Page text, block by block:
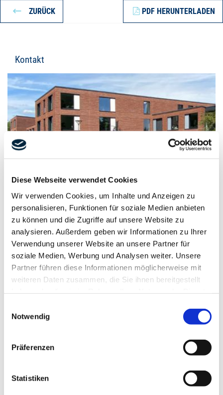
Diese Webseite verwendet Cookies
Wir verwenden Cookies, um Inhalte und Anzeigen zu
personalisieren, Funktionen für soziale Medien anbieten
zu können und die Zugriffe auf unsere Website zu
analysieren. Außerdem geben wir Informationen zu Ihrer
Verwendung unserer Website an unsere Partner für
soziale Medien, Werbung und Analysen weiter. Unsere
Partner führen diese Informationen möglicherweise mit
weiteren Daten zusammen, die Sie ihnen bereitgestellt
Ihre Einwilligung trifft auf die folgenden Domains zu:
ludwig-freytag.de, freytag-vdlinde.de, franz-wickel.de,
lfservice.de, lmr-drilling.de, mette-wasserbau.de, rmt-
Notwendig
Präferenzen
Statistiken
ZURÜCK PDF HERUNTERLADEN
Kontakt
LUDWIG FREYTAG GmbH & Co. Kommanditgesellschaft
Ammerländer Heerstr. 368
26129 Oldenburg
vCard herunterladen
Telefon +49 441 9704-0
Telefax +49 441 9704-100
KONTAKT